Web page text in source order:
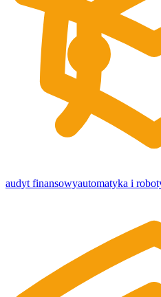
audyt finansowyautomatyka i